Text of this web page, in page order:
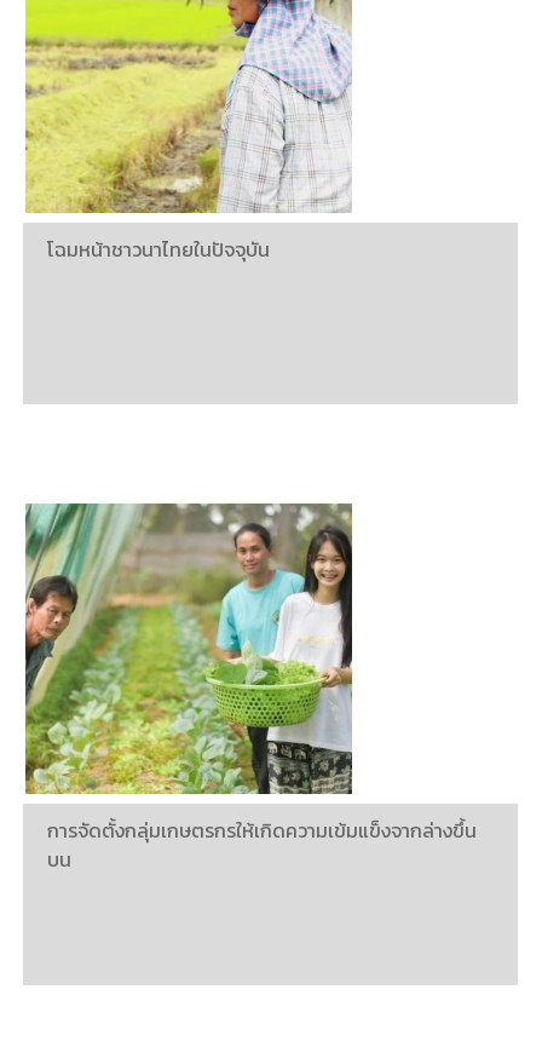
โฉมหน้าชาวนาไทยในปัจจุบัน
การจัดตั้งกลุ่มเกษตรกรให้เกิดความเข้มแข็งจากล่างขึ้น
บน